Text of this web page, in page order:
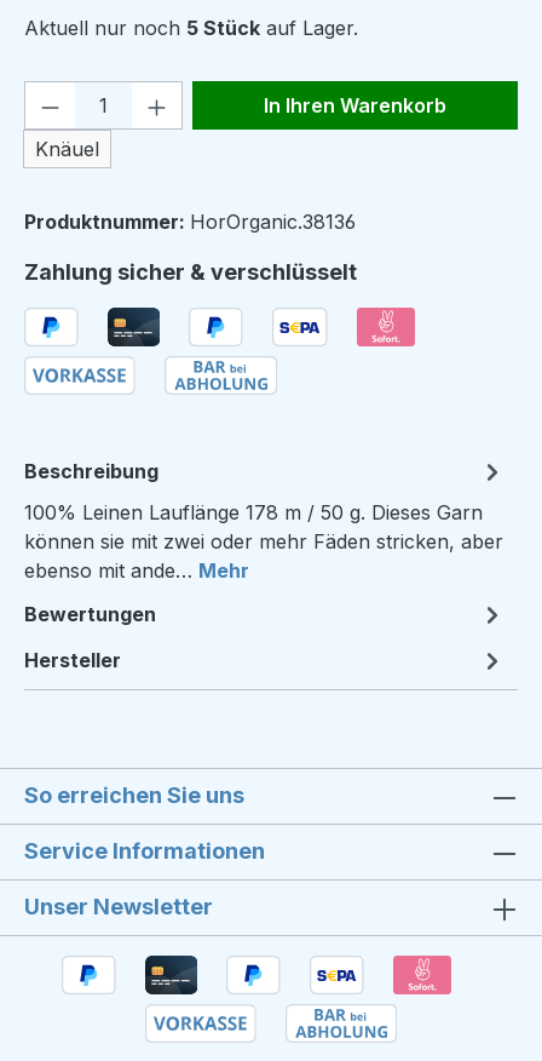
Aktuell nur noch 5 Stück auf Lager.
Produkt Anzahl: Gib den
Knäuel
In Ihren Warenkorb
Produktnummer: HorOrganic.38136
Zahlung sicher & verschlüsselt
Beschreibung
100% Leinen Lauflänge 178 m / 50 g. Dieses Garn
können sie mit zwei oder mehr Fäden stricken, aber
ebenso mit ande… Mehr
Bewertungen
Hersteller
So erreichen Sie uns
Service Informationen
Unser Newsletter